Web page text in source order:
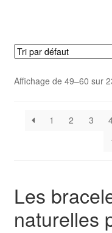
Affichage de 49–60 sur
1 2 3
Les
naturelles